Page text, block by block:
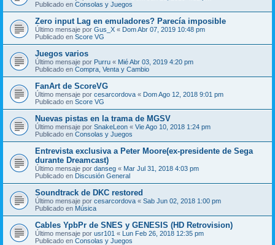
Publicado en Consolas y Juegos
Zero input Lag en emuladores? Parecía imposible
Último mensaje por Gus_X « Dom Abr 07, 2019 10:48 pm
Publicado en Score VG
Juegos varios
Último mensaje por Purru « Mié Abr 03, 2019 4:20 pm
Publicado en Compra, Venta y Cambio
FanArt de ScoreVG
Último mensaje por cesarcordova « Dom Ago 12, 2018 9:01 pm
Publicado en Score VG
Nuevas pistas en la trama de MGSV
Último mensaje por SnakeLeon « Vie Ago 10, 2018 1:24 pm
Publicado en Consolas y Juegos
Entrevista exclusiva a Peter Moore(ex-presidente de Sega
durante Dreamcast)
Último mensaje por danseg « Mar Jul 31, 2018 4:03 pm
Publicado en Discusión General
Soundtrack de DKC restored
Último mensaje por cesarcordova « Sab Jun 02, 2018 1:00 pm
Publicado en Música
Cables YpbPr de SNES y GENESIS (HD Retrovision)
Último mensaje por usr101 « Lun Feb 26, 2018 12:35 pm
Publicado en Consolas y Juegos